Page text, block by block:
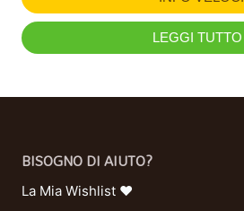
LEGGI TUTTO
BISOGNO DI AIUTO?
La Mia Wishlist ❤